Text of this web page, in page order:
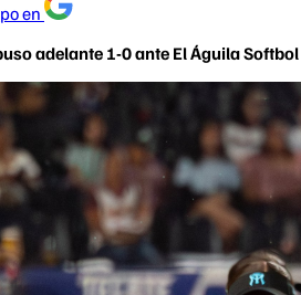
en
adelante 1-0 ante El Águila Softbol